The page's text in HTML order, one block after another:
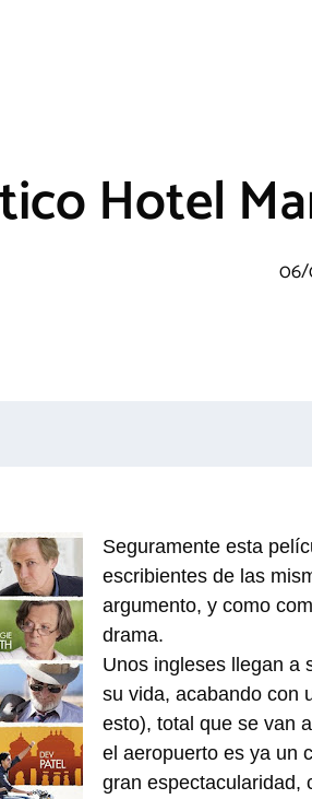
Hotel
Seguramente esta
escribientes de las
argumento, y como
drama.
Unos ingleses llegan a
su vida, acabando con
esto), total que se van
el aeropuerto es ya un
gran espectacularidad,